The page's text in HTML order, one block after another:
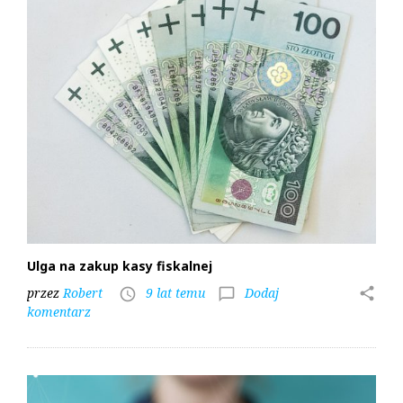
Ulga na zakup kasy fiskalnej
przezRobert access_time 9 lat temu chat_bubble_outline Dodaj
komentarz
share